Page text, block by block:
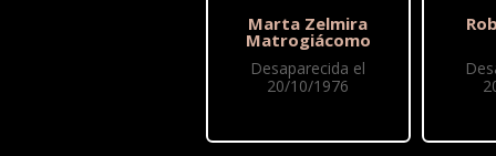
Marta Zelmira
Matrogiácomo
Desaparecida el
20/10/1976